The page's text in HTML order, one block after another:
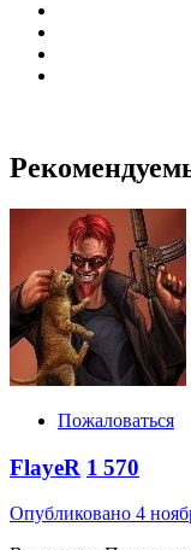
Пожаловаться
FlayeR 1 570
Опубликовано 4